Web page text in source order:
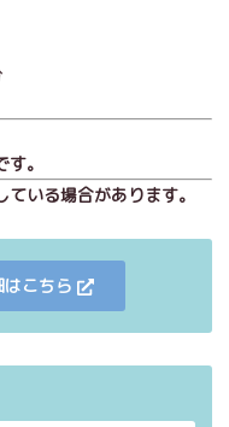
す。
いる場合があります。
はこちら